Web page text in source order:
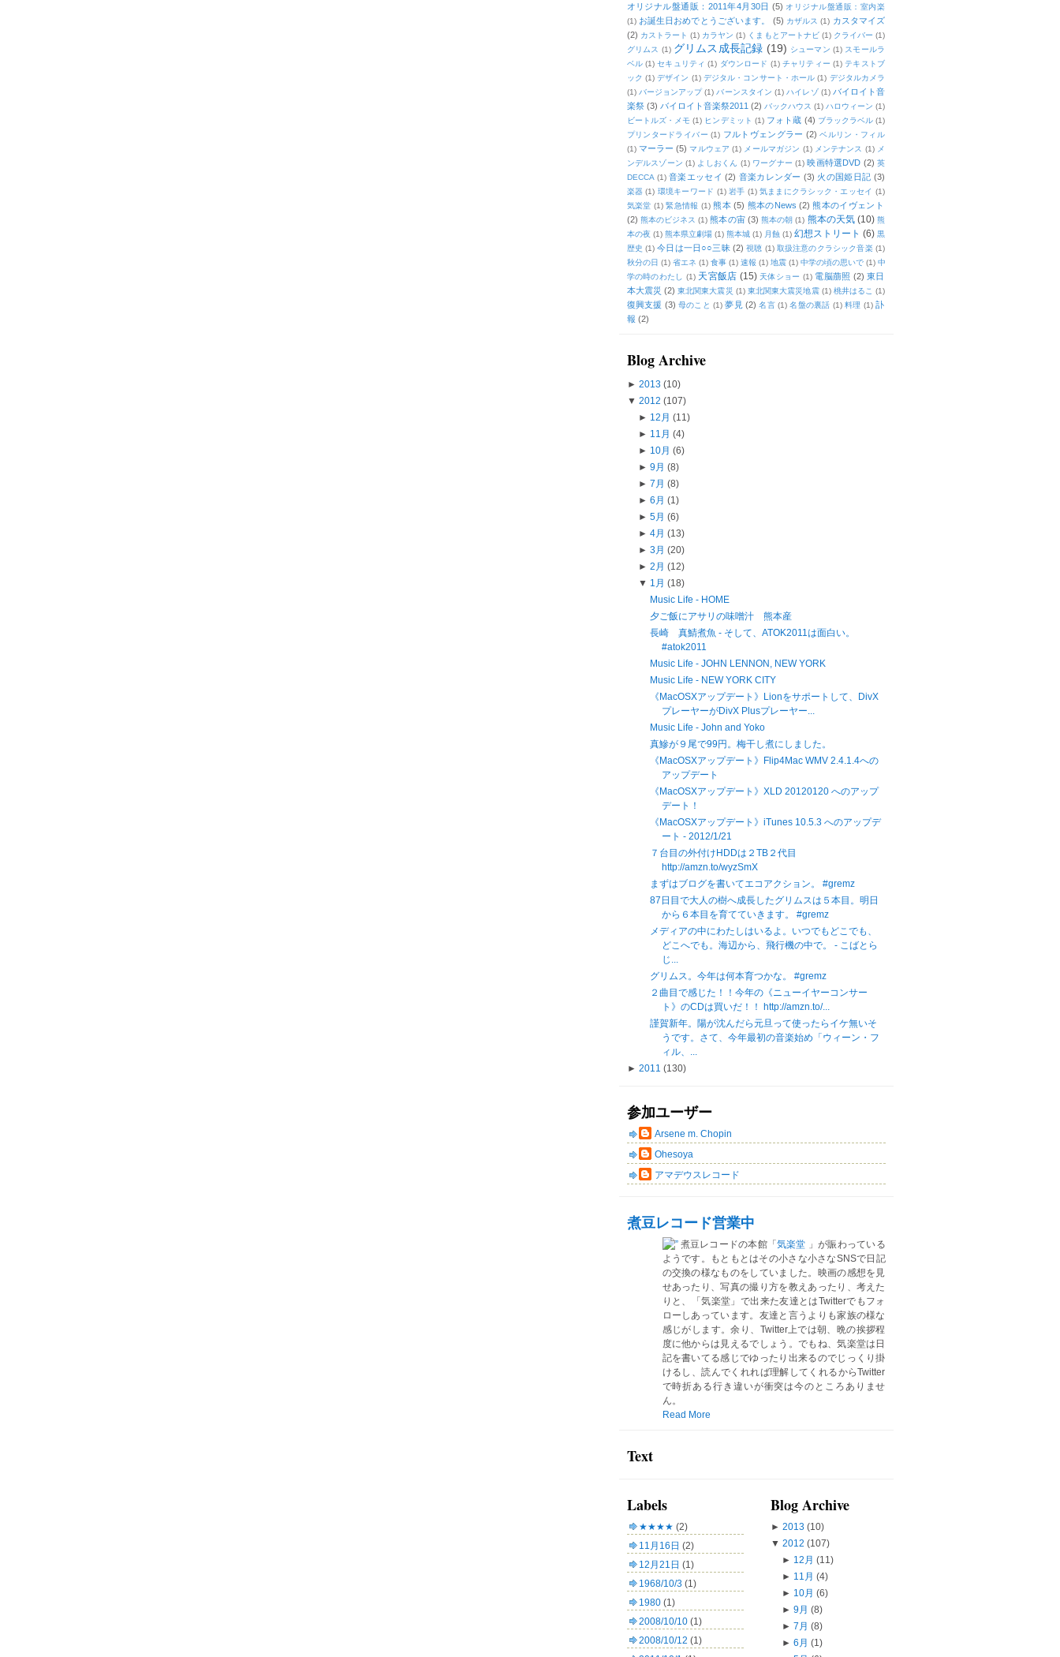
オリジナル盤通販：2011年4月30日 (5) オリジナル盤通販：室内楽
(1) お誕生日おめでとうございます。 (5) カザルス (1) カスタマイズ
(2) カストラート (1) カラヤン (1) くまもとアートナビ (1) クライバー (1)
グリムス (1) グリムス成長記録 (19) シューマン (1) スモールラ
ベル (1) セキュリティ (1) ダウンロード (1) チャリティー (1) テキストブ
ック (1) デザイン (1) デジタル・コンサート・ホール (1) デジタルカメラ
(1) バージョンアップ (1) バーンスタイン (1) ハイレゾ (1) バイロイト音
楽祭 (3) バイロイト音楽祭2011 (2) バックハウス (1) ハロウィーン (1)
ビートルズ・メモ (1) ヒンデミット (1) フォト蔵 (4) ブラックラベル (1)
プリンタードライバー (1) フルトヴェングラー (2) ベルリン・フィル
(1) マーラー (5) マルウェア (1) メールマガジン (1) メンテナンス (1) メ
ンデルスゾーン (1) よしおくん (1) ワーグナー (1) 映画特選DVD (2) 英
DECCA (1) 音楽エッセイ (2) 音楽カレンダー (3) 火の国姫日記 (3)
楽器 (1) 環境キーワード (1) 岩手 (1) 気ままにクラシック・エッセイ (1)
気楽堂 (1) 緊急情報 (1) 熊本 (5) 熊本のNews (2) 熊本のイヴェント
(2) 熊本のビジネス (1) 熊本の宙 (3) 熊本の朝 (1) 熊本の天気 (10) 熊
本の夜 (1) 熊本県立劇場 (1) 熊本城 (1) 月蝕 (1) 幻想ストリート (6) 黒
歴史 (1) 今日は一日○○三昧 (2) 視聴 (1) 取扱注意のクラシック音楽 (1)
秋分の日 (1) 省エネ (1) 食事 (1) 速報 (1) 地震 (1) 中学の頃の思いで (1) 中
学の時のわたし
(1) 天宮飯店 (15) 天体ショー (1) 電脳萠照 (2) 東日
本大震災 (2) 東北関東大震災 (1) 東北関東大震災地震 (1) 桃井はるこ (1)
復興支援 (3) 母のこと (1) 夢見 (2) 名言 (1) 名盤の裏話 (1) 料理 (1) 訃
報 (2)
Blog Archive
► 2013 (10)
▼ 2012 (107)
► 12月 (11)
► 11月 (4)
► 10月 (6)
► 9月 (8)
► 7月 (8)
► 6月 (1)
► 5月 (6)
► 4月 (13)
► 3月 (20)
► 2月 (12)
▼ 1月 (18)
Music Life - HOME
夕ご飯にアサリの味噌汁 熊本産
長崎 真鯖煮魚 - そして、ATOK2011は面白い。
#atok2011
Music Life - JOHN LENNON, NEW YORK
Music Life - NEW YORK CITY
《MacOSXアップデート》Lionをサポートして、DivX
プレーヤーがDivX Plusプレーヤー...
Music Life - John and Yoko
真鰺が９尾で99円。梅干し煮にしました。
《MacOSXアップデート》Flip4Mac WMV 2.4.1.4への
アップデート
《MacOSXアップデート》XLD 20120120 へのアップ
デート！
《MacOSXアップデート》iTunes 10.5.3 へのアップデ
ート - 2012/1/21
７台目の外付けHDDは２TB２代目
http://amzn.to/wyzSmX
まずはブログを書いてエコアクション。 #gremz
87日目で大人の樹へ成長したグリムスは５本目。明日
から６本目を育てていきます。 #gremz
メディアの中にわたしはいるよ。いつでもどこでも、
どこへでも。海辺から、飛行機の中で。 - こばとら
じ...
グリムス。今年は何本育つかな。 #gremz
２曲目で感じた！！今年の《ニューイヤーコンサー
ト》のCDは買いだ！！ http://amzn.to/...
謹賀新年。陽が沈んだら元旦って使ったらイケ無いそ
うです。さて、今年最初の音楽始め「ウィーン・フ
ィル、...
► 2011 (130)
参加ユーザー
Arsene m. Chopin
Ohesoya
アマデウスレコード
煮豆レコード営業中
煮豆レコードの本館「 気楽堂 」が賑わっている
ようです。もともとはその小さな小さなSNSで日記
の交換の様なものをしていました。映画の感想を見
せあったり、写真の撮り方を教えあったり、考えた
りと、「気楽堂」で出来た友達とはTwitterでもフォ
ローしあっています。友達と言うよりも家族の様な
感じがします。余り、Twitter上では朝、晩の挨拶程
度に他からは見えるでしょう。でもね、気楽堂は日
記を書いてる感じでゆったり出来るのでじっくり掛
けるし、読んでくれれば理解してくれるからTwitter
で時折ある行き違いが衝突は今のところありませ
ん。
Read More
Text
Labels
★★★★ (2)
11月16日 (2)
12月21日 (1)
1968/10/3 (1)
1980 (1)
2008/10/10 (1)
2008/10/12 (1)
Blog Archive
► 2013 (10)
▼ 2012 (107)
► 12月 (11)
► 11月 (4)
► 10月 (6)
► 9月 (8)
► 7月 (8)
► 6月 (1)